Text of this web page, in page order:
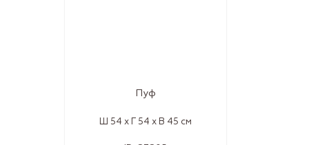
Пуф
Ш 54 x Г 54 x В 45 см